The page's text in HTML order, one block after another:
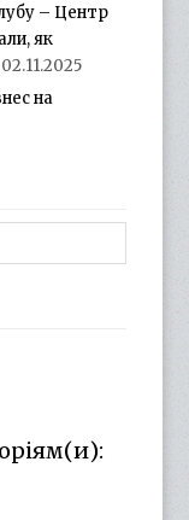
– Центр
як
02.11.2025
на